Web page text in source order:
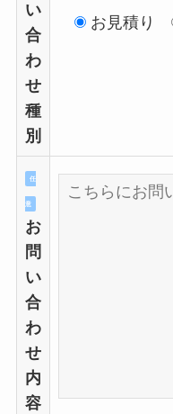
い
合
わ
せ
種
別
お見積り
任
意
お
問
い
合
わ
せ
内
容